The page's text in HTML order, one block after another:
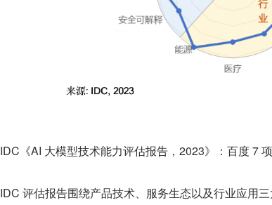
IDC《AI 大模型技术能力评估报告，2023》：百度 7
IDC 评估报告围绕产品技术、服务生态以及行业应用